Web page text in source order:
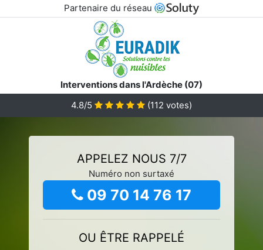
Partenaire du réseau
Interventions dans l'Ardèche (07)
4.8/5
(112 votes)
APPELEZ NOUS 7/7
Numéro non surtaxé
09 70 14 76 17
OU ÊTRE RAPPELÉ